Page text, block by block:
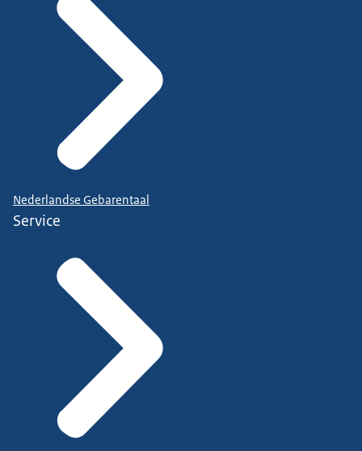
Nederlandse Gebarentaal
Service